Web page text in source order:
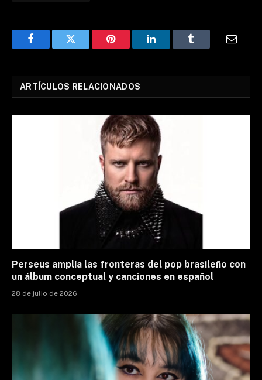
FacebookTwitter Pinterest LinkedInTumblr
ARTÍCULOS RELACIONADOS
Perseus amplía las fronteras del pop brasileño con
un álbum conceptual y canciones en español
28 de julio de 2026